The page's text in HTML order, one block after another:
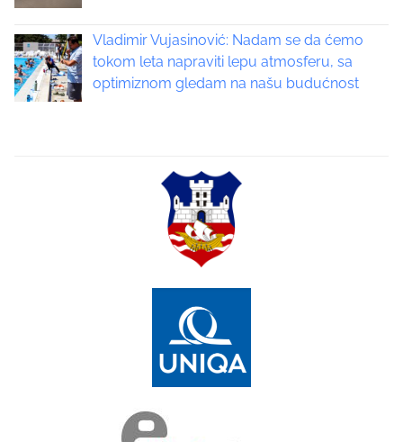
a
t
i
Vladimir Vujasinović: Nadam se da ćemo
tokom leta napraviti lepu atmosferu, sa
optimiznom gledam na našu budućnost